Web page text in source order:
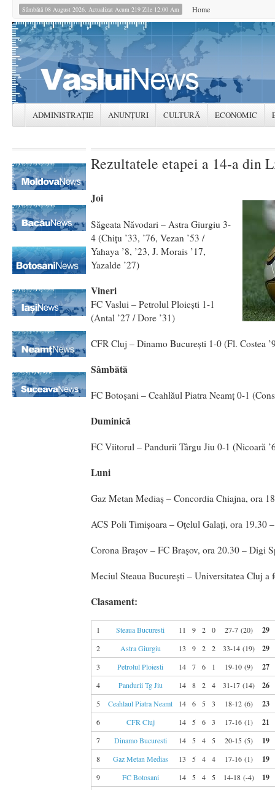
Sâmbătă 08 August 2026, Actualizat Acum 219 Zile 12:00 Am Home
ADMINISTRAȚIE ANUNȚURI CULTURĂ ECONOMIC
Rezultatele etapei a 14-a din
Joi
Săgeata Năvodari – Astra Giurgiu 3-
4 (Chiţu ’33, ’76, Vezan ’53 /
Yahaya ’8, ’23, J. Morais ’17,
Yazalde ’27)
Vineri
FC Vaslui – Petrolul Ploieşti 1-1
(Antal ’27 / Dore ’31)
CFR Cluj – Dinamo Bucureşti 1-0 (Fl. Costea
Sâmbătă
FC Botoşani – Ceahlăul Piatra Neamţ 0-1
Duminică
FC Viitorul – Pandurii Târgu Jiu 0-1 (Nicoară
Luni
Gaz Metan Mediaş – Concordia Chiajna, ora
ACS Poli Timişoara – Oţelul Galaţi, ora 19.30
Corona Braşov – FC Braşov, ora 20.30 – Digi
Meciul Steaua Bucureşti – Universitatea Cluj a
Clasament:
1 Steaua Bucuresti 11 9 2 0 27-7 (20) 29
2 Astra Giurgiu 13 9 2 2 33-14 (19) 29
3 Petrolul Ploiesti 14 7 6 1 19-10 (9) 27
4 Pandurii Tg Jiu 14 8 2 4 31-17 (14) 26
5 Ceahlaul Piatra Neamt 14 6 5 3 18-12 (6) 23
6 CFR Cluj 14 5 6 3 17-16 (1) 21
7 Dinamo Bucuresti 14 5 4 5 20-15 (5) 19
8 Gaz Metan Medias 13 5 4 4 17-16 (1) 19
9 FC Botosani 14 5 4 5 14-18 (-4) 19